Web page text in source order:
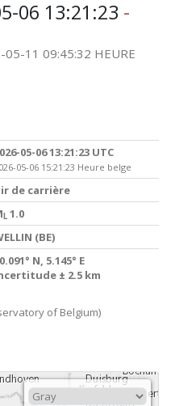
06 13:21:23 -
05-11 09:45:32 HEURE
05-06 13:21:23 UTC
05-06 15:21:23 Heure belge
de carrière
L 1.0
(BE)
N, 5.145° E
± 2.5 km
of Belgium)